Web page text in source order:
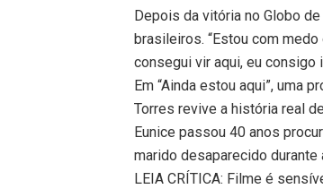
Depois da vitória no Globo
brasileiros. “Estou com
consegui vir aqui, eu consigo
Em “Ainda estou aqui”, uma
Torres revive a história real
Eunice passou 40 anos
marido desaparecido durante
LEIA CRÍTICA: Filme é